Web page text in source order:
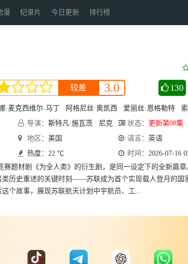
漫 纪录片 今日更新 排行榜
较差 3.0 130
·麦克西维尔·马丁 阿格尼丝·奥凯西 爱丽丝·恩格勒特 索
导演： 斯特凡·施瓦茨
尼克·
墨菲
状态：
更新第08集
地区： 美国 语言： 英语
热度：22 ℃ 时间： 2026-07-16
题材剧《为全人类》的衍生剧，是同一设定下的全新篇章
类历史重述的关键时刻——苏联成为首个实现载人登月的国
个故事，展现苏联航天计划中宇航员、工...